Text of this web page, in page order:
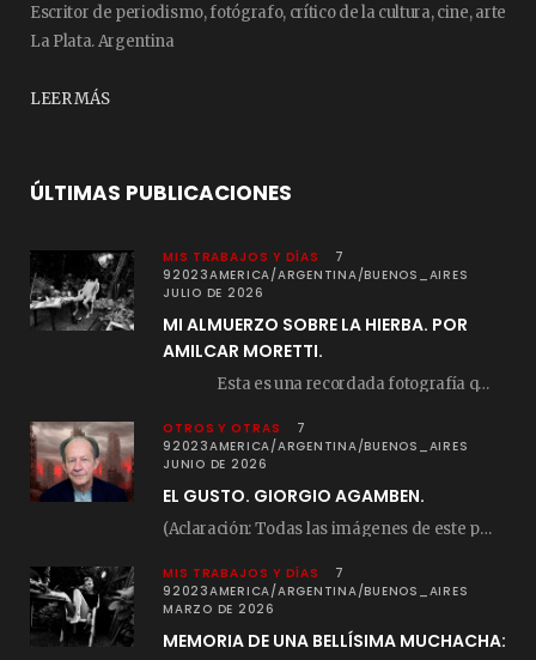
Escritor de periodismo, fotógrafo, crítico de la cultura, cine, arte
La Plata. Argentina
LEER MÁS
ÚLTIMAS PUBLICACIONES
MIS TRABAJOS Y DÍAS
7
92023AMERICA/ARGENTINA/BUENOS_AIRES
JULIO DE 2026
MI ALMUERZO SOBRE LA HIERBA. POR
AMILCAR MORETTI.
Esta es una recordada fotografía que registré…
OTROS Y OTRAS
7
92023AMERICA/ARGENTINA/BUENOS_AIRES
JUNIO DE 2026
EL GUSTO. GIORGIO AGAMBEN.
(Aclaración: Todas las imágenes de este posteo fueron tomadas de Bloghemia.com, y todos los…
MIS TRABAJOS Y DÍAS
7
92023AMERICA/ARGENTINA/BUENOS_AIRES
MARZO DE 2026
MEMORIA DE UNA BELLÍSIMA MUCHACHA: